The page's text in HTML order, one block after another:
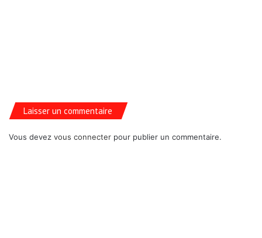
Laisser un commentaire
Vous devez vous connecter pour publier un commentaire.